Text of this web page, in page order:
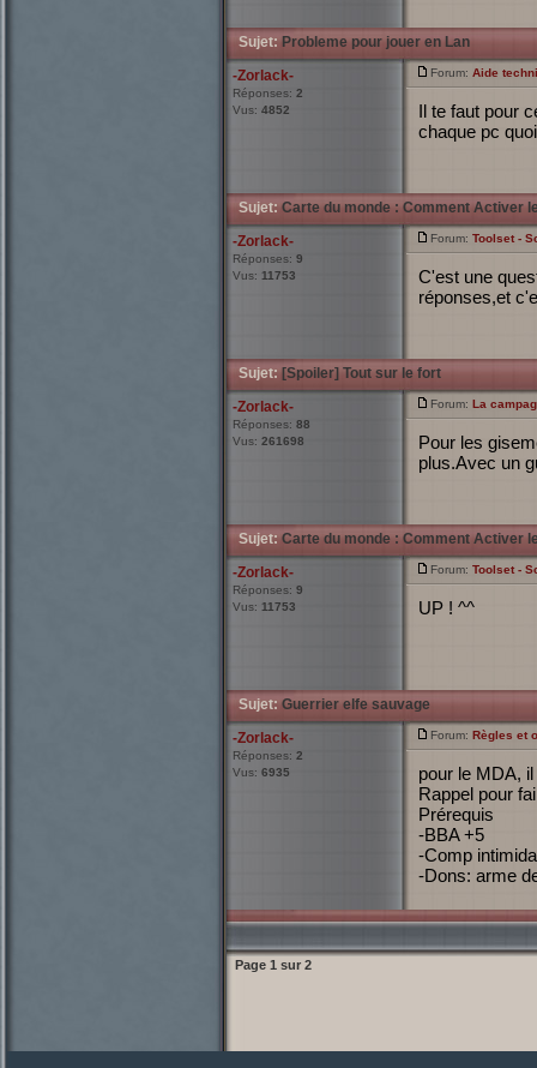
Sujet:Probleme pour jouer en Lan
-Zorlack-
Réponses: 2
Vus: 4852
Forum: Aide
Il te faut pour
chaque pc
Sujet:Carte du monde : Comment Activer
-Zorlack-
Réponses: 9
Vus: 11753
Forum: Toolset -
C'est une
réponses,et
Sujet:[Spoiler] Tout sur le fort
-Zorlack-
Réponses: 88
Vus: 261698
Forum: La
Pour les
plus.Avec un
Sujet:Carte du monde : Comment Activer
-Zorlack-
Réponses: 9
Vus: 11753
Forum: Toolset -
UP ! ^^
Sujet:Guerrier elfe sauvage
-Zorlack-
Réponses: 2
Vus: 6935
Forum: Règles et
pour le MDA,
Rappel pour
Prérequis
-BBA +5
-Comp
-Dons: arme
Page 1 sur 2